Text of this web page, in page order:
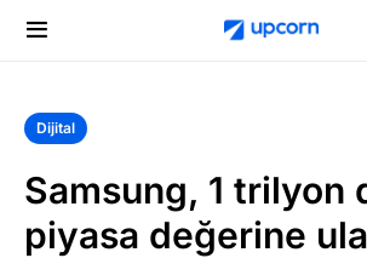
Dijital
Samsung, 1 trilyon
piyasa değerine